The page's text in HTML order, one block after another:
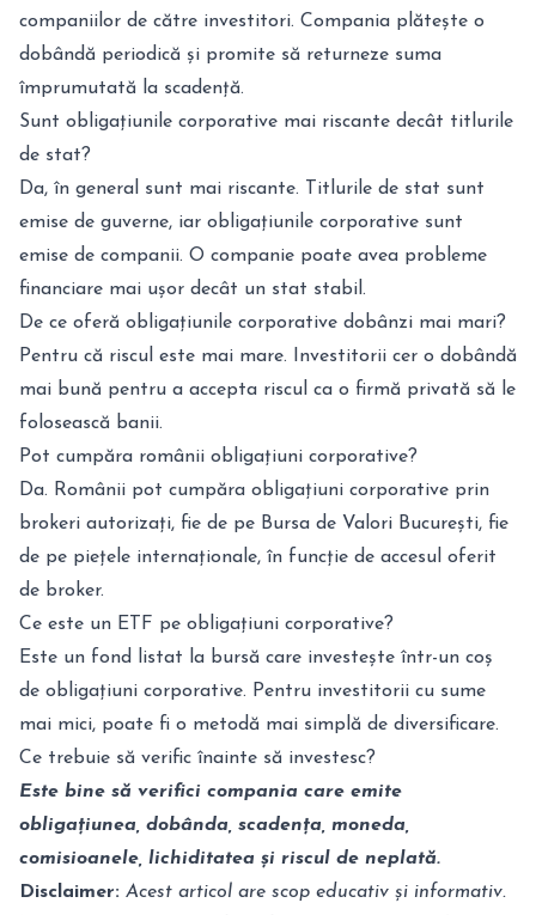
companiilor de către investitori. Compania plătește o
dobândă periodică și promite să returneze suma
împrumutată la scadență.
Sunt obligațiunile corporative mai riscante decât titlurile
de stat?
Da, în general sunt mai riscante. Titlurile de stat sunt
emise de guverne, iar obligațiunile corporative sunt
emise de companii. O companie poate avea probleme
financiare mai ușor decât un stat stabil.
De ce oferă obligațiunile corporative dobânzi mai mari?
Pentru că riscul este mai mare. Investitorii cer o dobândă
mai bună pentru a accepta riscul ca o firmă privată să le
folosească banii.
Pot cumpăra românii obligațiuni corporative?
Da. Românii pot cumpăra obligațiuni corporative prin
brokeri autorizați, fie de pe Bursa de Valori București, fie
de pe piețele internaționale, în funcție de accesul oferit
de broker.
Ce este un ETF pe obligațiuni corporative?
Este un fond listat la bursă care investește într-un coș
de obligațiuni corporative. Pentru investitorii cu sume
mai mici, poate fi o metodă mai simplă de diversificare.
Ce trebuie să verific înainte să investesc?
Este bine să verifici compania care emite
obligațiunea, dobânda, scadența, moneda,
comisioanele, lichiditatea și riscul de neplată.
Disclaimer: Acest articol are scop educativ și informativ.